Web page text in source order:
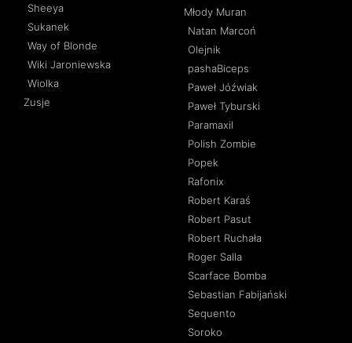
Sheeya
Sukanek
Way of Blonde
Wiki Jaroniewska
Wiolka
Zusje
Młody Muran
Natan Marcoń
Olejnik
pashaBiceps
Paweł Jóźwiak
Paweł Tyburski
Paramaxil
Polish Zombie
Popek
Rafonix
Robert Karaś
Robert Pasut
Robert Ruchała
Roger Salla
Scarface Bomba
Sebastian Fabijański
Sequento
Soroko